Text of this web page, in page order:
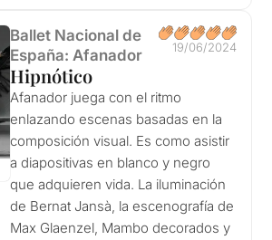
Ballet Nacional de
España: Afanador
19/06/2024
Hipnótico
Afanador juega con el ritmo
enlazando escenas basadas en la
composición visual. Es como asistir
a diapositivas en blanco y negro
que adquieren vida. La iluminación
de Bernat Jansà, la escenografía de
Max Glaenzel, Mambo decorados y